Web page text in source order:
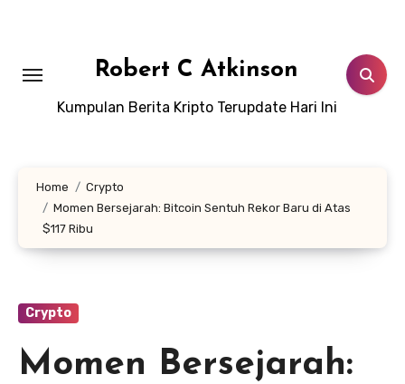
Robert C Atkinson
Kumpulan Berita Kripto Terupdate Hari Ini
Home
Crypto
Momen Bersejarah: Bitcoin Sentuh Rekor Baru di Atas
$117 Ribu
Crypto
Momen Bersejarah: